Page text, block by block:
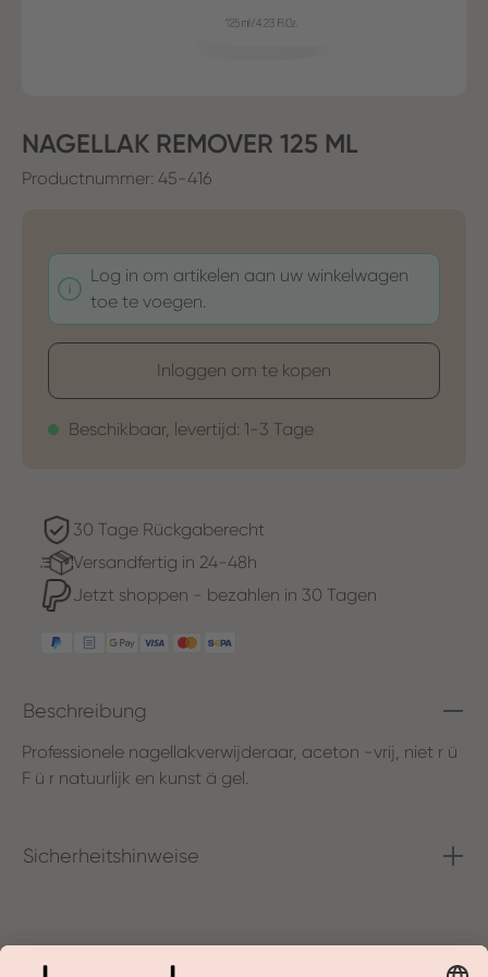
NAGELLAK REMOVER 125 ML
Productnummer: 45-416
Log in om artikelen aan uw winkelwagen
toe te voegen.
Inloggen om te kopen
Beschikbaar, levertijd: 1-3 Tage
30 Tage Rückgaberecht
Versandfertig in 24-48h
Jetzt shoppen - bezahlen in 30 Tagen
Beschreibung
Professionele nagellakverwijderaar, aceton -vrij, niet r ü
F ü r natuurlijk en kunst ä gel.
Sicherheitshinweise